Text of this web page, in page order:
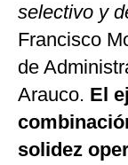
selectivo y
Francisco
de
Arauco. El
solidez